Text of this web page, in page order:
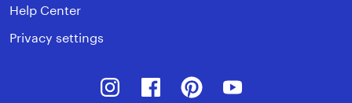
Help Center
Privacy settings
InstagramFacebookPinterest